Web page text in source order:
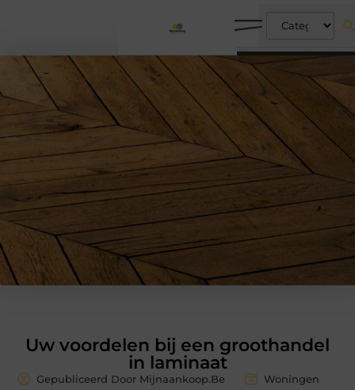
Uw voordelen bij een groothandel
in laminaat
Gepubliceerd Door Mijnaankoop.Be Woningen